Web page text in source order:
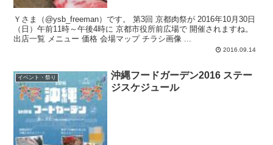
Ｙさま（@ysb_freeman）です。 第3回 京都肉祭が 2016年10月30日
（日）午前11時～午後4時に 京都市役所前広場で 開催されますね。
出店一覧 メニュー 価格 会場マップ チラシ画像 ...
2016.09.14
イベント・祭り
沖縄フードガーデン2016 ステー
ジスケジュール